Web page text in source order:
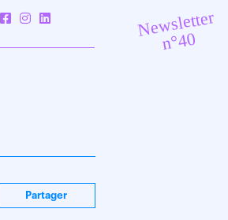
Newsletter
n°40
Partager